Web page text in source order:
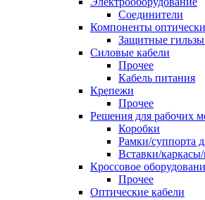
Соединители
Компоненты
Защитные
Силовые кабели
Прочее
Кабель питания
Крепежи
Прочее
Решения для рабочих
Коробки
Рамки/суппорта
Вставки/
Кроссовое
Прочее
Оптические кабели